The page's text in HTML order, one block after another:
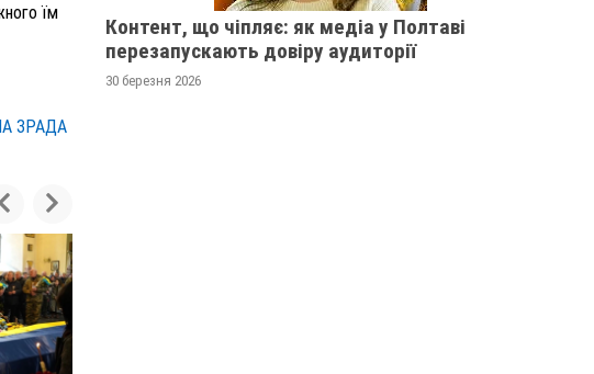
їм
ЗРАДА
Контент, що чіпляє: як медіа у Полтаві
перезапускають довіру аудиторії
30 березня 2026